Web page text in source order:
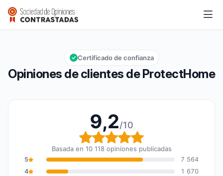
ProtectHome
Calificación global: 9,2 de 10
9,2/10
Opiniones de clientes de ProtectHome
Certificado de confianza
9,2/10
Calificación global: 9,2
Basada en 10 118 opiniones publicadas
5
7 564
4
1 670